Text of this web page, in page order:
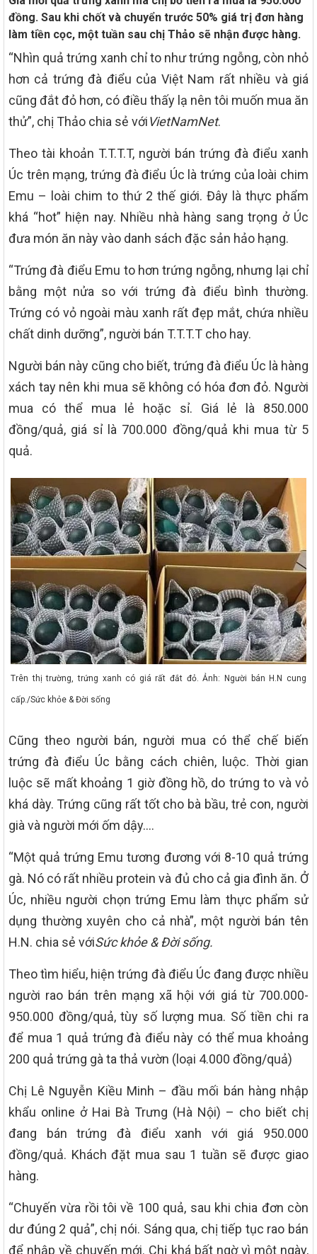
đồng. Sau khi chốt và chuyển trước 50% giá trị đơn hàng
làm tiền cọc, một tuần sau chị Thảo sẽ nhận được hàng.
“Nhìn quả trứng xanh chỉ to như trứng ngỗng, còn nhỏ
hơn cả trứng đà điểu của Việt Nam rất nhiều và giá
cũng đắt đỏ hơn, có điều thấy lạ nên tôi muốn mua ăn
thử”, chị Thảo chia sẻ vớiVietNamNet.
Theo tài khoản T.T.T.T, người bán trứng đà điểu xanh
Úc trên mạng, trứng đà điểu Úc là trứng của loài chim
Emu – loài chim to thứ 2 thế giới. Đây là thực phẩm
khá “hot” hiện nay. Nhiều nhà hàng sang trọng ở Úc
đưa món ăn này vào danh sách đặc sản hảo hạng.
“Trứng đà điểu Emu to hơn trứng ngỗng, nhưng lại chỉ
bằng một nửa so với trứng đà điểu bình thường.
Trứng có vỏ ngoài màu xanh rất đẹp mắt, chứa nhiều
chất dinh dưỡng”, người bán T.T.T.T cho hay.
Người bán này cũng cho biết, trứng đà điểu Úc là hàng
xách tay nên khi mua sẽ không có hóa đơn đỏ. Người
mua có thể mua lẻ hoặc sỉ. Giá lẻ là 850.000
đồng/quả, giá sỉ là 700.000 đồng/quả khi mua từ 5
quả.
Trên thị trường, trứng xanh có giá rất đắt đỏ. Ảnh: Người bán H.N cung
cấp./Sức khỏe & Đời sống
Cũng theo người bán, người mua có thể chế biến
trứng đà điểu Úc bằng cách chiên, luộc. Thời gian
luộc sẽ mất khoảng 1 giờ đồng hồ, do trứng to và vỏ
khá dày. Trứng cũng rất tốt cho bà bầu, trẻ con, người
già và người mới ốm dậy….
“Một quả trứng Emu tương đương với 8-10 quả trứng
gà. Nó có rất nhiều protein và đủ cho cả gia đình ăn. Ở
Úc, nhiều người chọn trứng Emu làm thực phẩm sử
dụng thường xuyên cho cả nhà”, một người bán tên
H.N. chia sẻ vớiSức khỏe & Đời sống.
Theo tìm hiểu, hiện trứng đà điểu Úc đang được nhiều
người rao bán trên mạng xã hội với giá từ 700.000-
950.000 đồng/quả, tùy số lượng mua. Số tiền chi ra
để mua 1 quả trứng đà điểu này có thể mua khoảng
200 quả trứng gà ta thả vườn (loại 4.000 đồng/quả)
Chị Lê Nguyễn Kiều Minh – đầu mối bán hàng nhập
khẩu online ở Hai Bà Trưng (Hà Nội) – cho biết chị
đang bán trứng đà điểu xanh với giá 950.000
đồng/quả. Khách đặt mua sau 1 tuần sẽ được giao
hàng.
“Chuyến vừa rồi tôi về 100 quả, sau khi chia đơn còn
dư đúng 2 quả”, chị nói. Sáng qua, chị tiếp tục rao bán
để nhập về chuyến mới. Chị khá bất ngờ vì một ngày,